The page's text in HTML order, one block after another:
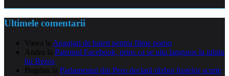
Ultimele comentarii
Vasea la Angajari de baieti pentru filme porno
Andra la Patronul Facebook, prins ca se uita languros la iubita
lui Bezos
Bogdan la Parlamentul din Peru declară război fustelor scurte